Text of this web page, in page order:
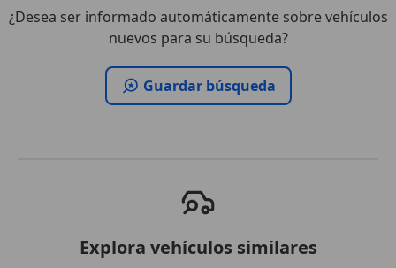
¿Desea ser informado automáticamente sobre vehículos
nuevos para su búsqueda?
Guardar búsqueda
Explora vehículos similares